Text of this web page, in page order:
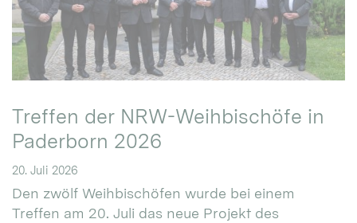
Treffen der NRW-Weihbischöfe in
Paderborn 2026
20. Juli 2026
Den zwölf Weihbischöfen wurde bei einem
Treffen am 20. Juli das neue Projekt des